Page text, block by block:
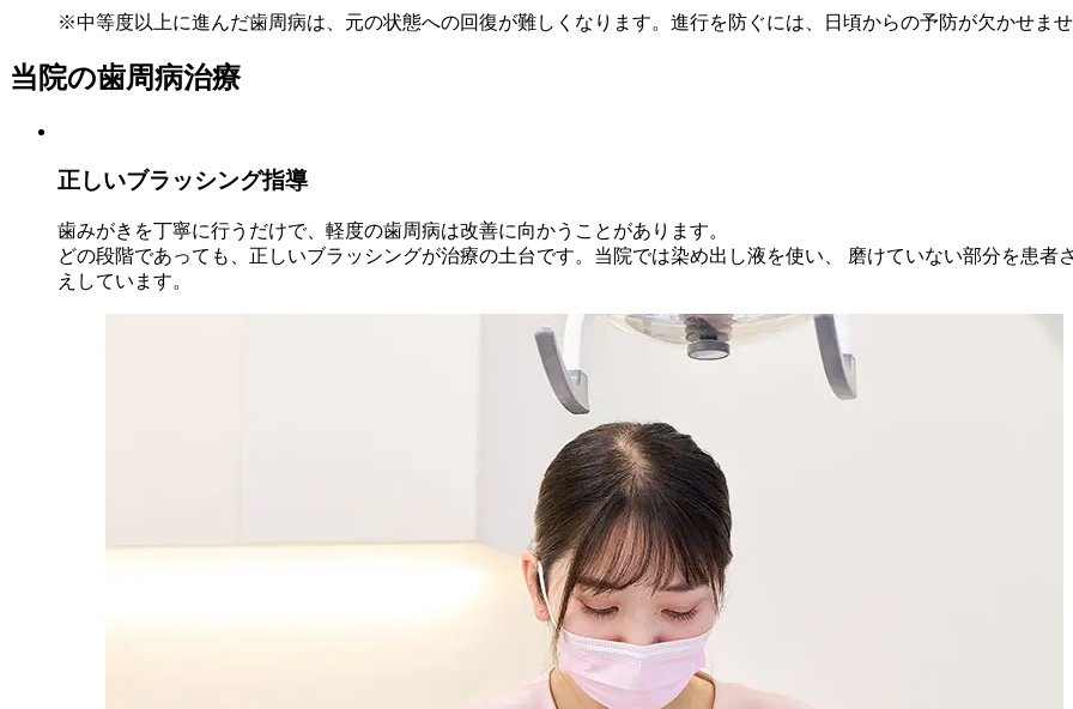
※中等度以上に進んだ歯周病は、元の状態への回復が難しくなります。進行を防ぐには、日頃からの予防が欠かせませ
当院の歯周病治療
正しいブラッシング指導
歯みがきを丁寧に行うだけで、軽度の歯周病は改善に向かうことがあります。
どの段階であっても、正しいブラッシングが治療の土台です。当院では染め出し液を使い、 磨けていない部分を患
えしています。